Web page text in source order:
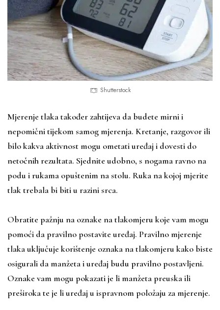
Shutterstock
Mjerenje tlaka također zahtijeva da budete mirni i
nepomični tijekom samog mjerenja. Kretanje, razgovor ili
bilo kakva aktivnost mogu ometati uređaj i dovesti do
netočnih rezultata. Sjednite udobno, s nogama ravno na
podu i rukama opuštenim na stolu. Ruka na kojoj mjerite
tlak trebala bi biti u razini srca.
Obratite pažnju na oznake na tlakomjeru koje vam mogu
pomoći da pravilno postavite uređaj. Pravilno mjerenje
tlaka uključuje korištenje oznaka na tlakomjeru kako biste
osigurali da manžeta i uređaj budu pravilno postavljeni.
Oznake vam mogu pokazati je li manžeta preuska ili
preširoka te je li uređaj u ispravnom položaju za mjerenje.